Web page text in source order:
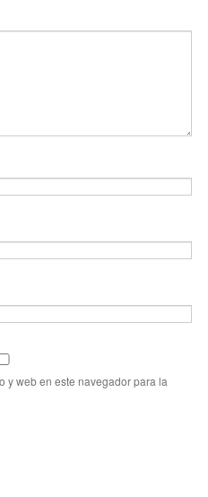
y web en este navegador para la